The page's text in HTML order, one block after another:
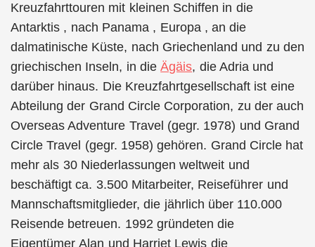
Kreuzfahrttouren mit kleinen Schiffen in die
Antarktis , nach Panama , Europa , an die
dalmatinische Küste, nach Griechenland und zu den
griechischen Inseln, in dieÄgäis, die Adria und
darüber hinaus. Die Kreuzfahrtgesellschaft ist eine
Abteilung der Grand Circle Corporation, zu der auch
Overseas Adventure Travel (gegr. 1978) und Grand
Circle Travel (gegr. 1958) gehören. Grand Circle hat
mehr als 30 Niederlassungen weltweit und
beschäftigt ca. 3.500 Mitarbeiter, Reiseführer und
Mannschaftsmitglieder, die jährlich über 110.000
Reisende betreuen. 1992 gründeten die
Eigentümer Alan und Harriet Lewis die